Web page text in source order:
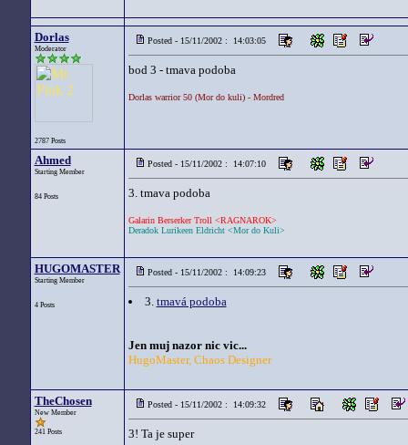
Dorlas
Moderator
2787 Posts
Posted - 15/11/2002 : 14:03:05
bod 3 - tmava podoba
Dorlas warrior 50 (Mor do kuli) - Mordred
Ahmed
Starting Member
84 Posts
Posted - 15/11/2002 : 14:07:10
3. tmava podoba
Galarin Berserker Troll <RAGNAROK>
Deradok Lurikeen Eldricht <Mor do Kuli>
HUGOMASTER
Starting Member
4 Posts
Posted - 15/11/2002 : 14:09:23
3. tmavá podoba
Jen muj nazor nic vic...
HugoMaster, Chaos Designer
TheChosen
New Member
241 Posts
Posted - 15/11/2002 : 14:09:32
3! Ta je super